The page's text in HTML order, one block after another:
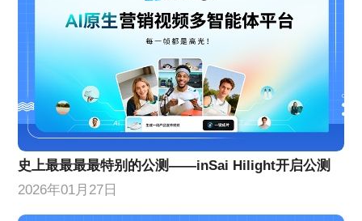
史上最最最最特别的公测——inSai Hilight开启公测
2026年01月27日